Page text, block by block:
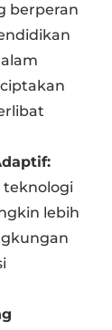
berperan
teknologi
lebih